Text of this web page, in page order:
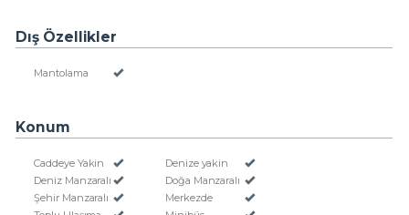
Dış Özellikler
Mantolama
Konum
Caddeye Yakin
Denize yakin
Deniz Manzaralı
Doğa Manzaralı
Şehir Manzaralı
Merkezde